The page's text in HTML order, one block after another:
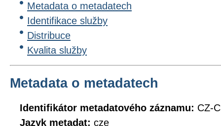
Metadata o metadatech
Identifikace služby
Distribuce
Kvalita služby
Metadata o metadatech
Identifikátor metadatového záznamu: CZ-
Jazyk metadat: cze